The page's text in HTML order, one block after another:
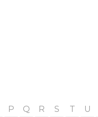
P Q R S T U